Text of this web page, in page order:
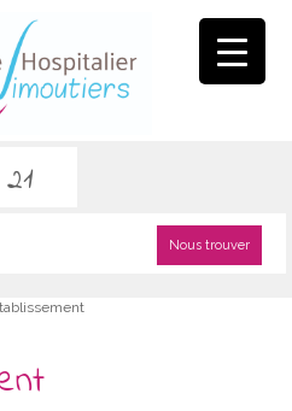
Nous trouver